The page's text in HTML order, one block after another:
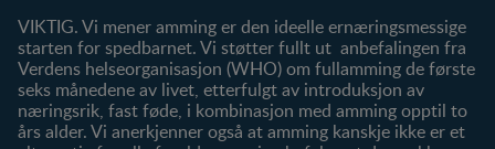
Våre merker
VIKTIG. Vi mener amming er den ideelle ernæringsmessige
starten for spedbarnet. Vi støtter fullt ut anbefalingen fra
Verdens helseorganisasjon (WHO) om fullamming de første
seks månedene av livet, etterfulgt av introduksjon av
næringsrik, fast føde, i kombinasjon med amming opptil to
års alder. Vi anerkjenner også at amming kanskje ikke er et